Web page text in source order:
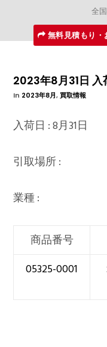
全
無料見積もり・
2023年8月31日
In 2023年8月,買取情報
入荷日 : 8月31日
引取場所 :
業種 :
商品番号
05325-0001